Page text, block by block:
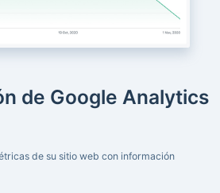
de Google Analytics
de su sitio web con información